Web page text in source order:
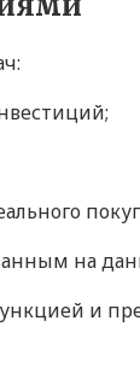
на
и